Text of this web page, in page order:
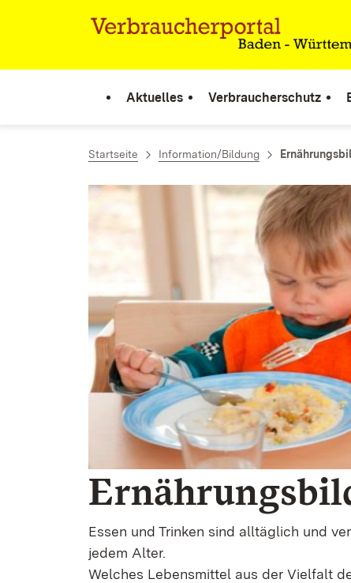
Zum Inhalt springen
Aktuelles Verbraucherschutz
Startseite Information/Bildung
Essen und Trinken sind alltäglich und
jedem Alter.
Welches Lebensmittel aus der Vielfalt